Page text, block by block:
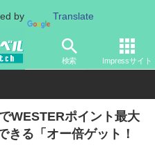
by Translate
検索 Impressサイト
ビス ポイント
WESTERポイント最大
きる「オー倍ゲット！